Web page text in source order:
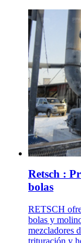
Retsch :
bolas
RETSCH
bolas y
mezcladores